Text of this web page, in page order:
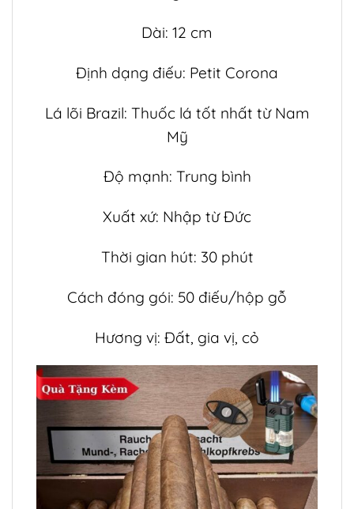
Dài: 12 cm
Định dạng điếu: Petit Corona
Lá lõi Brazil: Thuốc lá tốt nhất từ ​​Nam
Mỹ
Độ mạnh: Trung bình
Xuất xứ: Nhập từ Đức
Thời gian hút: 30 phút
Cách đóng gói: 50 điếu/hộp gỗ
Hương vị: Đất, gia vị, cỏ